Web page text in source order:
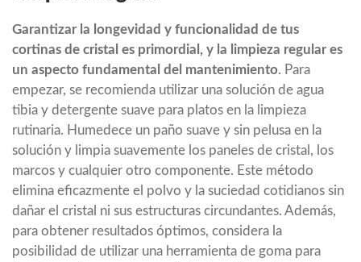
Garantizar la longevidad y funcionalidad de tus
cortinas de cristal es primordial, y la limpieza regular es
un aspecto fundamental del mantenimiento. Para
empezar, se recomienda utilizar una solución de agua
tibia y detergente suave para platos en la limpieza
rutinaria. Humedece un paño suave y sin pelusa en la
solución y limpia suavemente los paneles de cristal, los
marcos y cualquier otro componente. Este método
elimina eficazmente el polvo y la suciedad cotidianos sin
dañar el cristal ni sus estructuras circundantes. Además,
para obtener resultados óptimos, considera la
posibilidad de utilizar una herramienta de goma para